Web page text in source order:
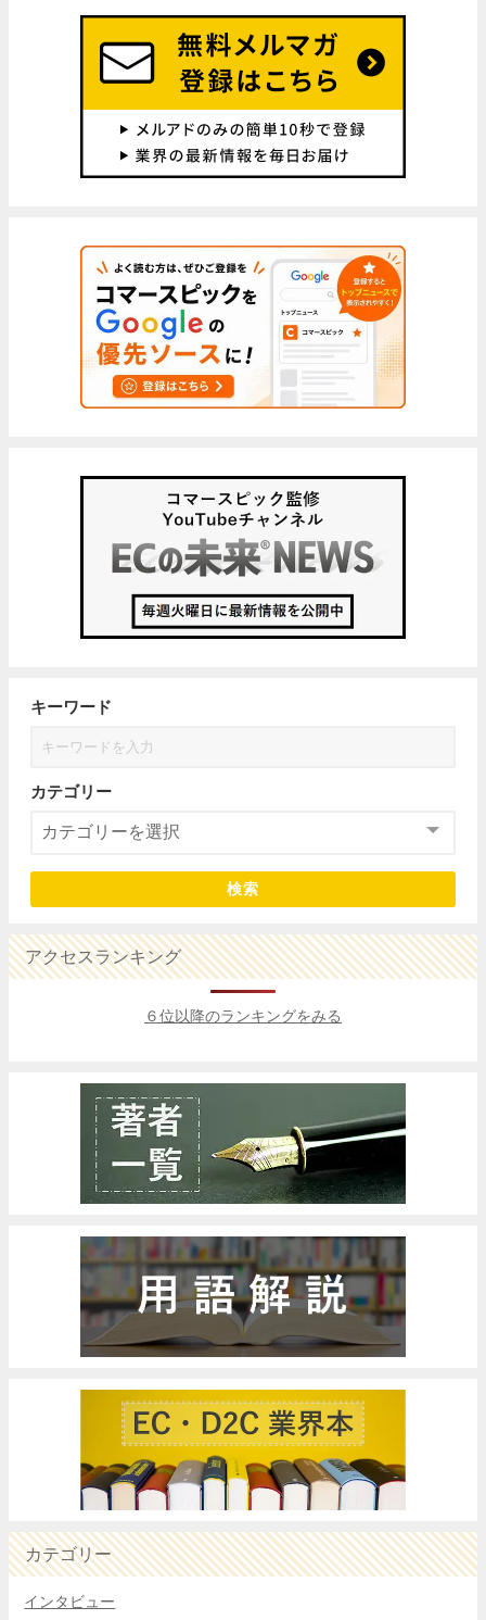
キーワード
カテゴリー
検索
アクセスランキング
６位以降のランキングをみる
カテゴリー
インタビュー